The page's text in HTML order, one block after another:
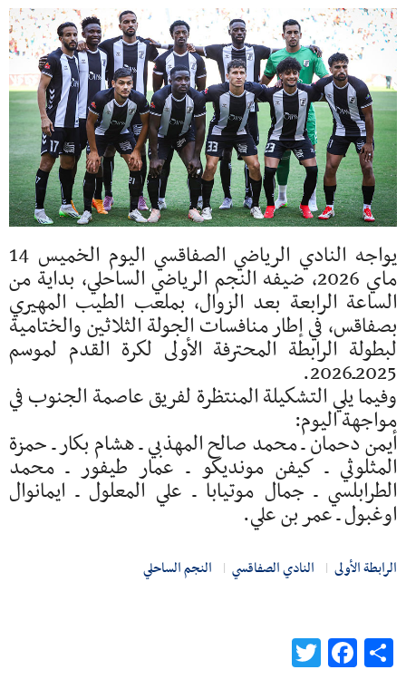
يواجه النادي الرياضي الصفاقسي اليوم الخميس 14
ماي 2026، ضيفه النجم الرياضي الساحلي، بداية من
الساعة الرابعة بعد الزوال، بملعب الطيب المهيري
بصفاقس، في إطار منافسات الجولة الثلاثين والختامية
لبطولة الرابطة المحترفة الأولى لكرة القدم لموسم
2025ـ2026.
وفيما يلي التشكيلة المنتظرة لفريق عاصمة الجنوب في
مواجهة اليوم:
أيمن دحمان ـ محمد صالح المهذبي ـ هشام بكار ـ حمزة
المثلوثي ـ كيفن مونديكو ـ عمار طيفور ـ محمد
الطرابلسي ـ جمال موتيابا ـ علي المعلول ـ ايمانوال
اوغبول ـ عمر بن علي.
الرابطة الأولى النادي الصفاقسي النجم الساحلي
Share
Facebook